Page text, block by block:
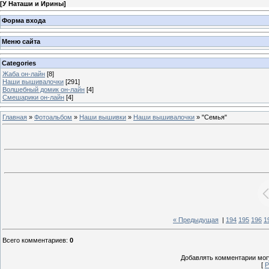
[У Наташи и Ирины]
Форма входа
Меню сайта
Categories
Жаба он-лайн [8]
Наши вышивалочки [291]
Волшебный домик он-лайн [4]
Смешарики он-лайн [4]
Главная » Фотоальбом » Наши вышивки » Наши вышивалочки » "Семья"
« Предыдущая 194 195 196
Всего комментариев: 0
Добавлять комментарии
[